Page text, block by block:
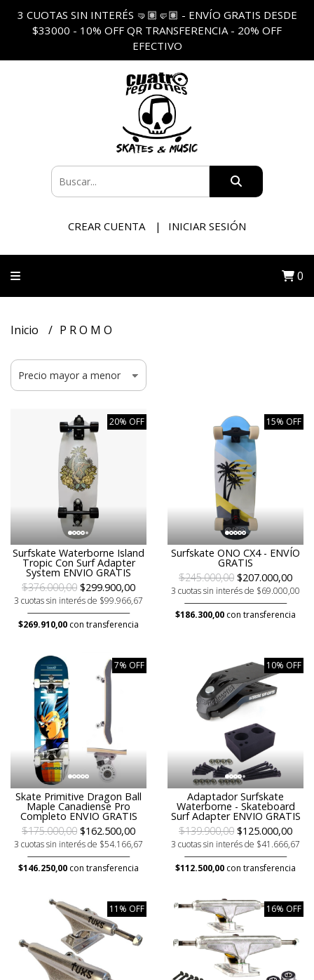
3 CUOTAS SIN INTERÉS 🤜🏽🤛🏽 - ENVÍO GRATIS DESDE
$33000 - 10% OFF QR TRANSFERENCIA - 20% OFF
EFECTIVO
CREAR CUENTA INICIAR SESIÓN
0
Inicio P R O M O
20% OFF
Surfskate Waterborne Island
Tropic Con Surf Adapter
System ENVIO GRATIS
$376.000,00 $299.900,00
3 cuotas sin interés de $99.966,67
$269.910,00 con transferencia
15% OFF
Surfskate ONO CX4 - ENVÍO
GRATIS
$245.000,00 $207.000,00
3 cuotas sin interés de $69.000,00
$186.300,00 con transferencia
7% OFF
Skate Primitive Dragon Ball
Maple Canadiense Pro
Completo ENVIO GRATIS
$175.000,00 $162.500,00
3 cuotas sin interés de $54.166,67
$146.250,00 con transferencia
10% OFF
Adaptador Surfskate
Waterborne - Skateboard
Surf Adapter ENVIO GRATIS
$139.900,00 $125.000,00
3 cuotas sin interés de $41.666,67
$112.500,00 con transferencia
11% OFF 16% OFF